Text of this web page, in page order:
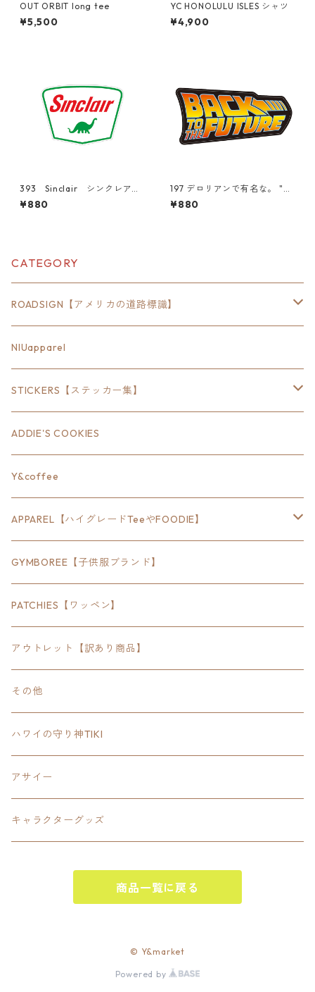
OUT ORBIT long tee
¥5,500
YC HONOLULU ISLES シャツ
¥4,900
393 Sinclair シンクレア
オイル "California Market
Center" アメリカンステッカ
¥880
197 デロリアンで有名な。 "Ca
lifornia Market Center" ア
メリカンステッカー スーツ
¥880
CATEGORY
ROADSIGN【アメリカの道路標識】
18inch×6inch
18inch×8inch
18inch×12inch
24inch×8inch
18inch×24inch
30inch×24inch
18inchオクタゴン八角形
24inchオクタゴン八角形
18inch×18inchスクエア正方形
California State Routeカリフォルニア州
Interstate 州間道路型
U.S. Route国道（アメリカ）
NIUapparel
STICKERS【ステッカー集】
ステート
ハウス
クルマ
セキュリティ
アウトドア
スポーツ
ピクトグラム
ブランド
ミリタリー
ゲーム
ジャパンスタイル
ADDIE'S COOKIES
Y&coffee
APPAREL【ハイグレードTeeやFOODIE】
Bradley
SEWTS
FOODIE
KIDS
POMONA
GYMBOREE【子供服ブランド】
PATCHIES【ワッペン】
アウトレット【訳あり商品】
その他
ハワイの守り神TIKI
アサイー
キャラクターグッズ
商品一覧に戻る
© Y&market
Powered by